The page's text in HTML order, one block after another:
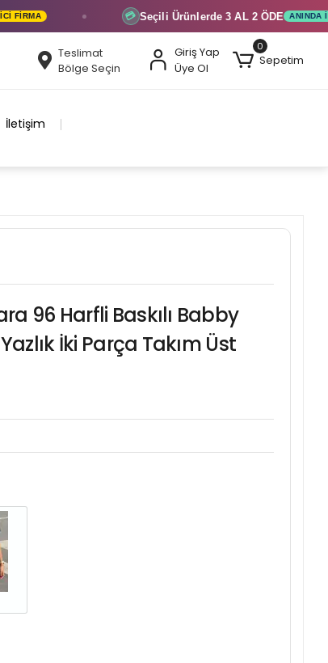
💳 Seçili Ürünlerde3 AL 2 ÖDE ANINDA İNDIRIM
Teslimat
Bölge Seçin
Giriş Yap
Üye Ol
0
Sepetim
İletişim
96 Harfli Baskılı Babby
İki Parça Takım Üst